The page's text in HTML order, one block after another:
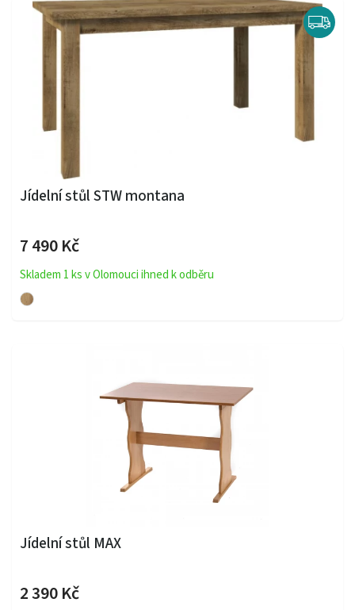
Jídelní stůl STW montana
7 490 Kč
Skladem 1 ks v Olomouci ihned k odběru
Jídelní stůl MAX
2 390 Kč